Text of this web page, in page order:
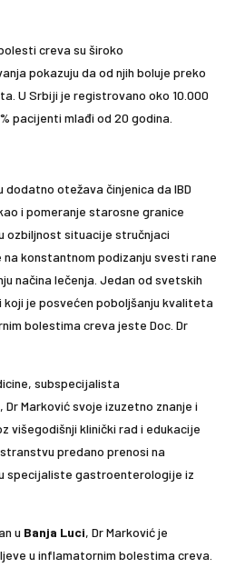
creva su široko
pokazuju da od njih boluje preko
U Srbiji je registrovano oko 10.000
pacijenti mlađi od 20 godina.
otežava činjenica da IBD
i pomeranje starosne granice
ozbiljnost situacije stručnjaci
konstantnom podizanju svesti rane
načina lečenja. Jedan od svetskih
je posvećen poboljšanju kvaliteta
bolestima creva jeste Doc. Dr
subspecijalista
Marković svoje izuzetno znanje i
višegodišnji klinički rad i edukacije
predano prenosi na
specijaliste gastroenterologije iz
u Banja Luci, Dr Marković je
u inflamatornim bolestima creva.